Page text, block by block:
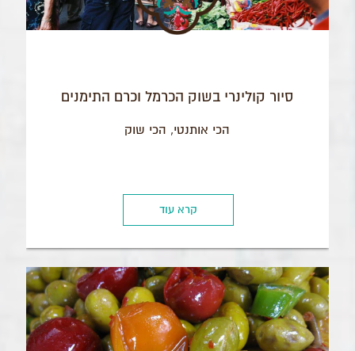
סיור קולינרי בשוק הכרמל וכרם התימנים
הכי אותנטי, הכי שוק
קרא עוד